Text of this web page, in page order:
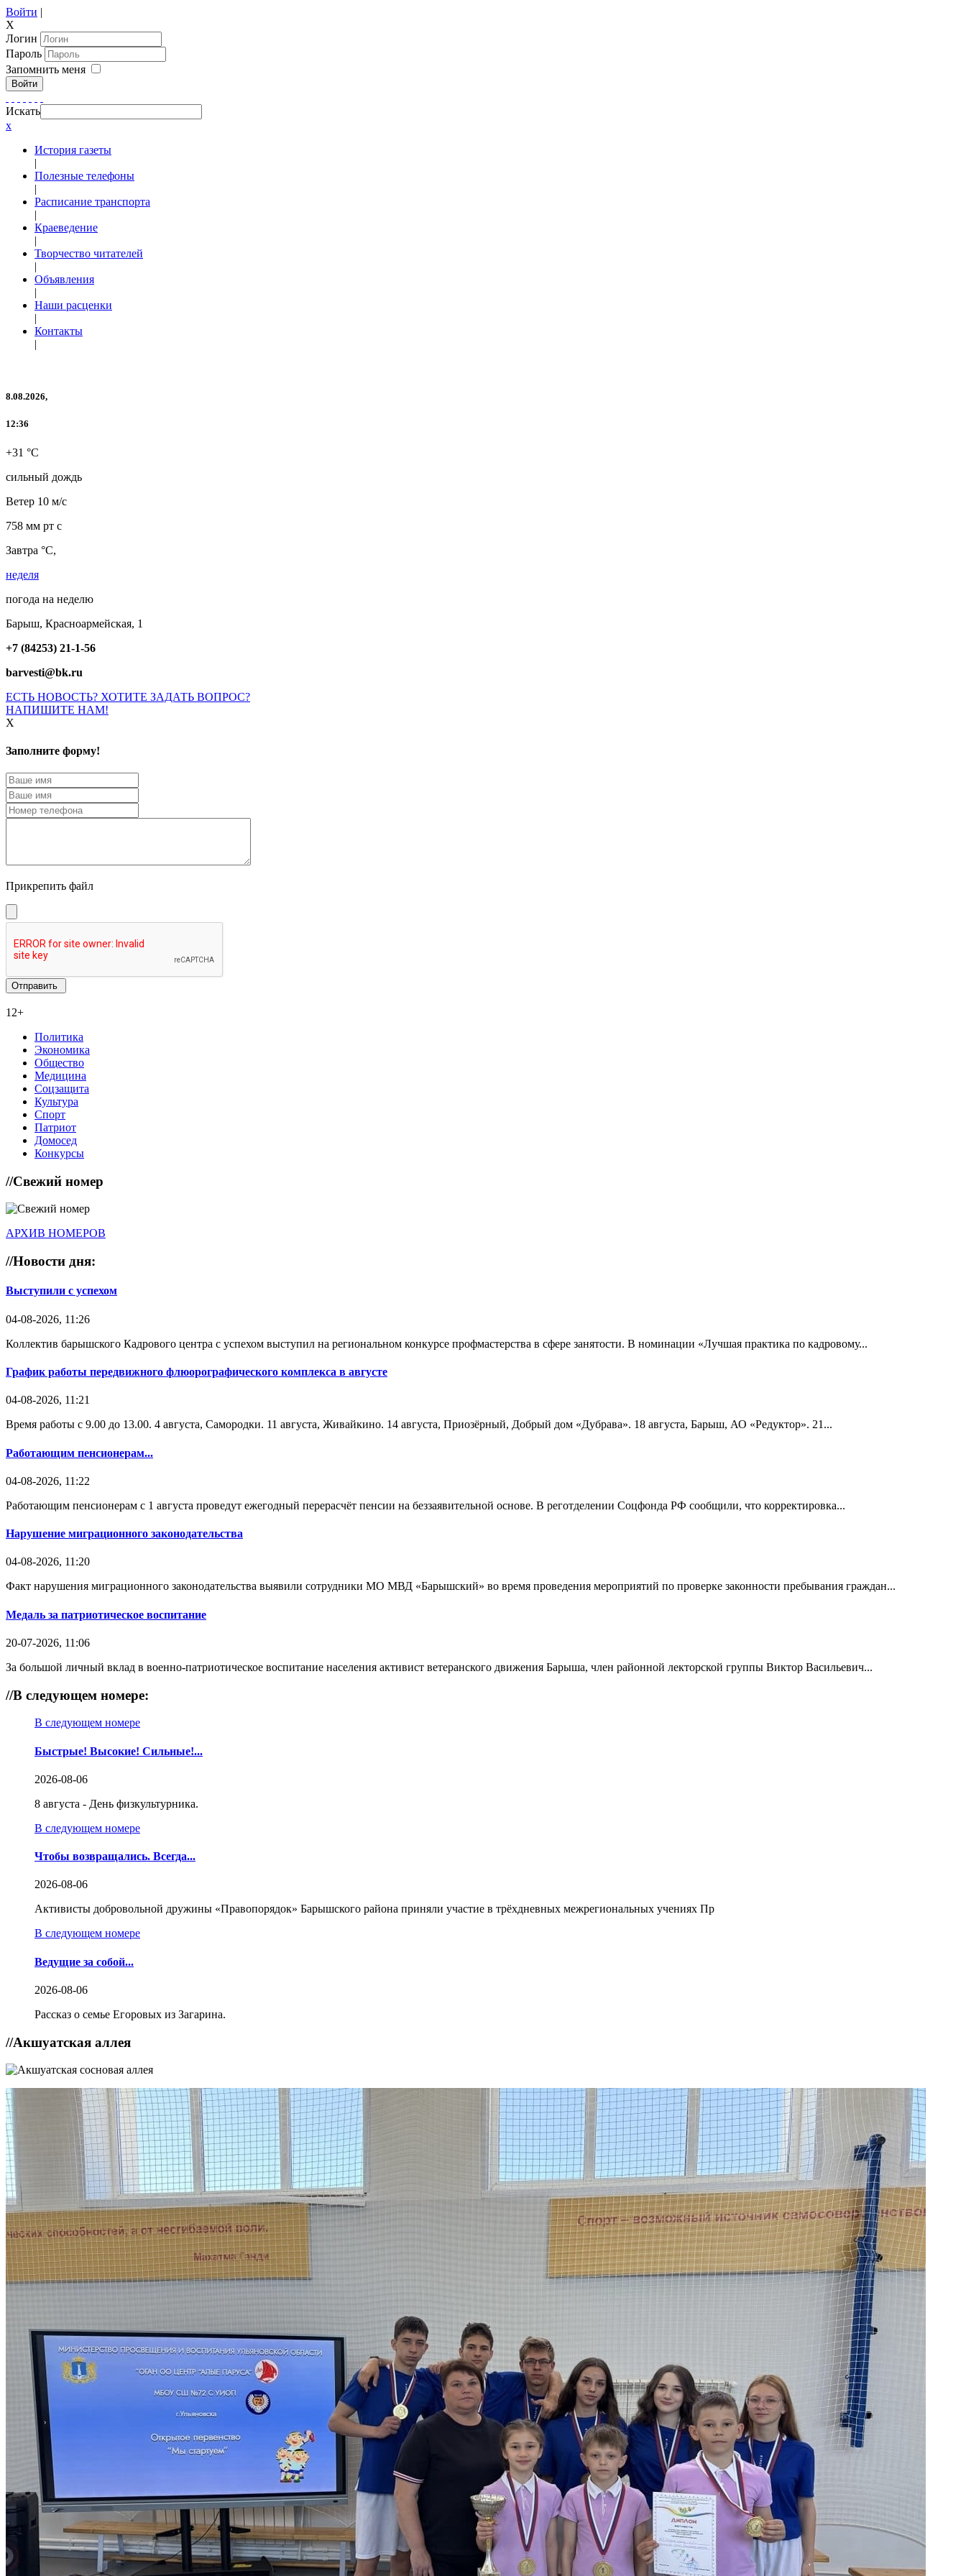
Войти |
X
Логин
Пароль
Запомнить меня
Войти
Искать
x
История газеты
|
Полезные телефоны
|
Расписание транспорта
|
Краеведение
|
Творчество читателей
|
Объявления
|
Наши расценки
|
Контакты
|
8.08.2026,
12:36
+31 °C
сильный дождь
Ветер 10 м/с
758 мм рт с
Завтра °C,
неделя
погода на неделю
Барыш, Красноармейская, 1
+7 (84253) 21-1-56
barvesti@bk.ru
ЕСТЬ НОВОСТЬ? ХОТИТЕ ЗАДАТЬ ВОПРОС?
НАПИШИТЕ НАМ!
X
Заполните форму!
Прикрепить файл
12+
Политика
Экономика
Общество
Медицина
Соцзащита
Культура
Спорт
Патриот
Домосед
Конкурсы
//Свежий номер
АРХИВ НОМЕРОВ
//Новости дня:
Выступили с успехом
04-08-2026, 11:26
Коллектив барышского Кадрового центра с успехом выступил на региональном конкурсе профмастерства в сфере занятости. В номинации «Лучшая практика по кадровому...
График работы передвижного флюорографического комплекса в августе
04-08-2026, 11:21
Время работы с 9.00 до 13.00. 4 августа, Самородки. 11 августа, Живайкино. 14 августа, Приозёрный, Добрый дом «Дубрава». 18 августа, Барыш, АО «Редуктор». 21...
Работающим пенсионерам...
04-08-2026, 11:22
Работающим пенсионерам с 1 августа проведут ежегодный перерасчёт пенсии на беззаявительной основе. В реготделении Соцфонда РФ сообщили, что корректировка...
Нарушение миграционного законодательства
04-08-2026, 11:20
Факт нарушения миграционного законодательства выявили сотрудники МО МВД «Барышский» во время проведения мероприятий по проверке законности пребывания граждан...
Медаль за патриотическое воспитание
20-07-2026, 11:06
За большой личный вклад в военно-патриотическое воспитание населения активист ветеранского движения Барыша, член районной лекторской группы Виктор Васильевич...
//В следующем номере:
В следующем номере
Быстрые! Высокие! Сильные!...
2026-08-06
8 августа - День физкультурника.
В следующем номере
Чтобы возвращались. Всегда...
2026-08-06
Активисты добровольной дружины «Правопорядок» Барышского района приняли участие в трёхдневных межрегиональных учениях Пр
В следующем номере
Ведущие за собой...
2026-08-06
Рассказ о семье Егоровых из Загарина.
//Акшуатская аллея